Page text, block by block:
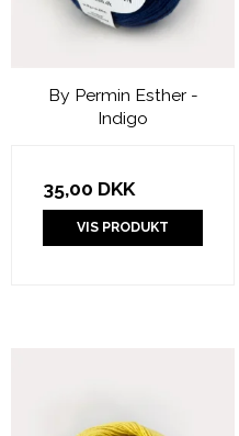
By Permin Esther -
Indigo
35,00 DKK
VIS PRODUKT